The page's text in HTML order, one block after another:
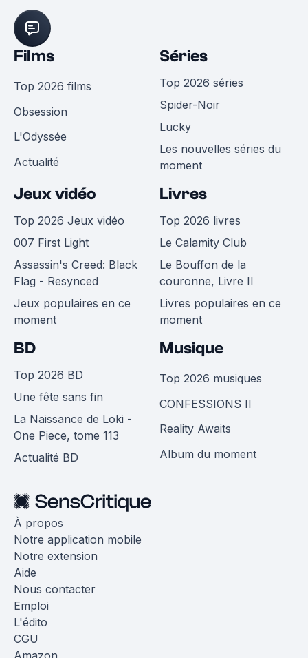
Films
Top 2026 films
Obsession
L'Odyssée
Actualité
Séries
Top 2026 séries
Spider-Noir
Lucky
Les nouvelles séries du
moment
Jeux vidéo
Top 2026 Jeux vidéo
007 First Light
Assassin's Creed: Black
Flag - Resynced
Jeux populaires en ce
moment
Livres
Top 2026 livres
Le Calamity Club
Le Bouffon de la
couronne, Livre II
Livres populaires en ce
moment
BD
Top 2026 BD
Une fête sans fin
La Naissance de Loki -
One Piece, tome 113
Actualité BD
Musique
Top 2026 musiques
CONFESSIONS II
Reality Awaits
Album du moment
À propos
Notre application mobile
Notre extension
Aide
Nous contacter
Emploi
L'édito
CGU
Amazon